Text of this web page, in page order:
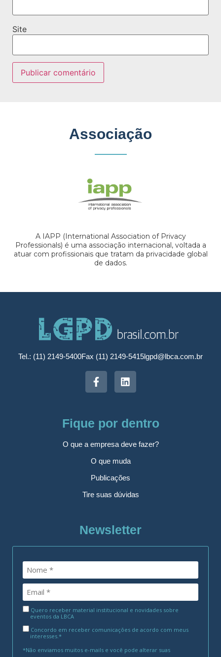
Site
Associação
A IAPP (International Association of Privacy
Professionals) é uma associação internacional, voltada a
atuar com profissionais que tratam da privacidade global
de dados.
Tel.: (11) 2149-5400Fax (11) 2149-5415lgpd@lbca.com.br
Fique por dentro
O que a empresa deve fazer?
O que muda
Publicações
Tire suas dúvidas
Newsletter
Quero receber material institucional e novidades sobre
eventos da LBCA
Concordo em receber comunicações de acordo com meus
interesses.*
*Não enviamos muitos e-mails e você pode alterar suas